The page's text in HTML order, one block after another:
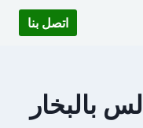
اتصل بنا
بالبخار